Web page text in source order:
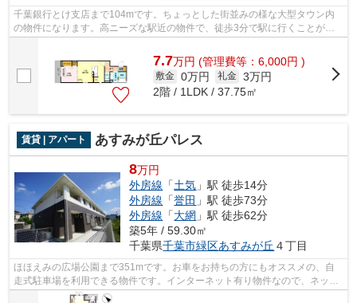
千葉銀行とけ支店まで104mです。ちょっとした街並みの様な大型タウン内
の物件になります。高ニーズな駅近の物件で、徒歩3分で駅に行くことがで
7.7万円 (管理費等：6,000円 )
敷金 0万円 礼金 3万円
2階 / 1LDK / 37.75㎡
賃貸 | アパート あすみが丘パレス
8万円
外房線 「土気 」駅 徒歩14分
外房線 「誉田 」駅 徒歩73分
外房線 「大網 」駅 徒歩62分
築5年 / 59.30㎡
千葉県千葉市緑区あすみが丘 ４丁目
ほほえみの広場公園まで351mです。お車をお持ちの方にもオススメの、自
走式駐車場を利用できる物件です。インターネット有り物件なので、ネット
をよく使う方におすすめです。千葉市緑...